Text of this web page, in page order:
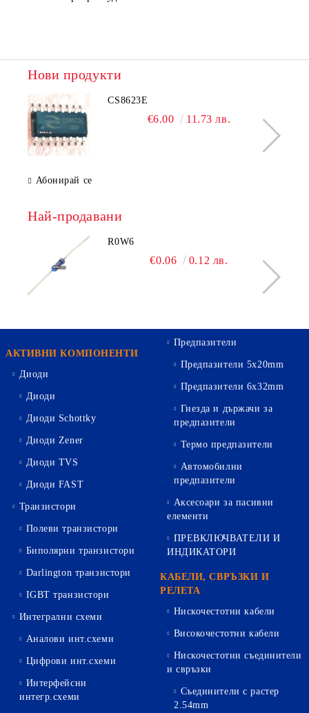
Нови продукти
CS8623E
€6.00 11.73 лв.
Абонирай се
Най-продавани
R0W6
€0.06 0.12 лв.
АКТИВНИ КОМПОНЕНТИ
Диоди
Диоди
Диоди Schottky
Диоди Zener
Диоди TVS
Диоди FAST
Транзистори
Полеви транзистори
Биполярни транзистори
Darlington транзистори
IGBT транзистори
Интегрални схеми
Аналови инт.схеми
Цифрови инт.схеми
Интерфейсни
интегр.схеми
Предпазители
Предпазители 5х20mm
Предпазители 6х32mm
Гнезда и държачи за
предпазители
Термо предпазители
Автомобилни
предпазители
Аксесоари за пасивни
елементи
ПРЕВКЛЮЧВАТЕЛИ И
ИНДИКАТОРИ
КАБЕЛИ, СВРЪЗКИ И
РЕЛЕТА
Нискочестотни кабели
Високочестотни кабели
Нискочестотни съединители
и свръзки
Съединители с растер
2.54mm